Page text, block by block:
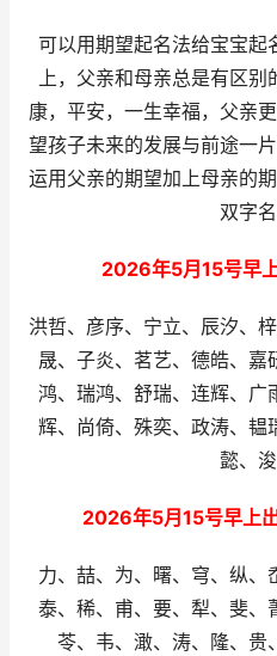
可以用期望起名法给宝宝起
上，父亲和母亲总是有区
康，平安，一生幸福，父亲
望孩子未来的发展与前途一
运用父亲的期望加上母亲的
双字名
2026年5月15号早
洪哲、彦序、宁立、辰汐、
晟、子炎、茗艺、德皓、
鸿、瑞鸿、舒瑞、连辉、广
辉、尚倚、殊奕、政涛、韫
懿、浚
2026年5月15号早上
力、喆、为、曙、穹、纵、
泰、稀、甫、要、犁、斐、
苓、韦、澉、涛、隆、贵